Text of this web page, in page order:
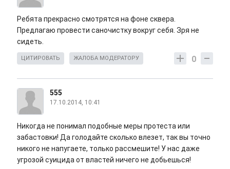
Ребята прекрасно смотрятся на фоне сквера.
Предлагаю провести саночистку вокруг себя. Зря не
сидеть.
0
ЦИТИРОВАТЬ ЖАЛОБА МОДЕРАТОРУ
555
17.10.2014, 10:41
Никогда не понимал подобные меры протеста или
забастовки! Да голодайте сколько влезет, так вы точно
никого не напугаете, только рассмешите! У нас даже
угрозой суицида от властей ничего не добьешься!